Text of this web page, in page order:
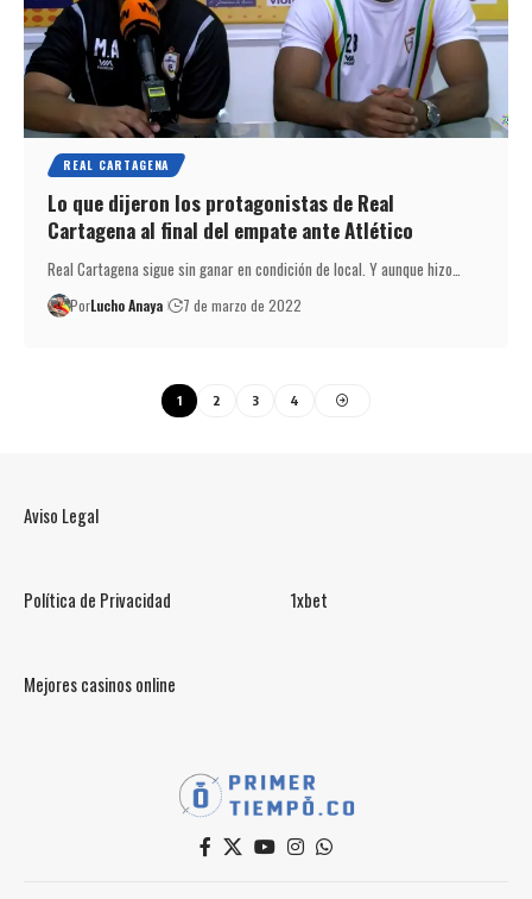
REAL CARTAGENA
Lo que dijeron los protagonistas de Real
Cartagena al final del empate ante Atlético
Real Cartagena sigue sin ganar en condición de local. Y aunque hizo…
PorLucho Anaya 7 de marzo de 2022
1 2 3 4
Aviso Legal
Política de Privacidad 1xbet
Mejores casinos online